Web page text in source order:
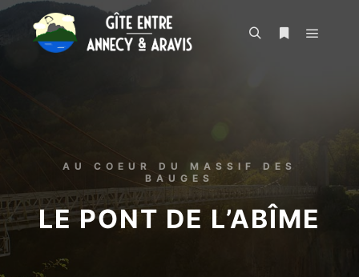
AU COEUR DU MASSIF DES
BAUGES
LE PONT DE L’ABÎME